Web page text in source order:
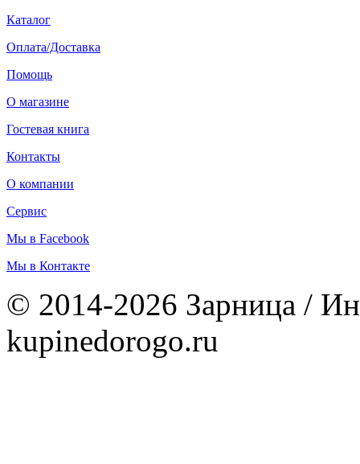
Каталог
Оплата/Доставка
Помощь
О магазине
Гостевая книга
Контакты
О компании
Сервис
Мы в Facebook
Мы в Контакте
© 2014-2026 Зарница /
kupinedorogo.ru